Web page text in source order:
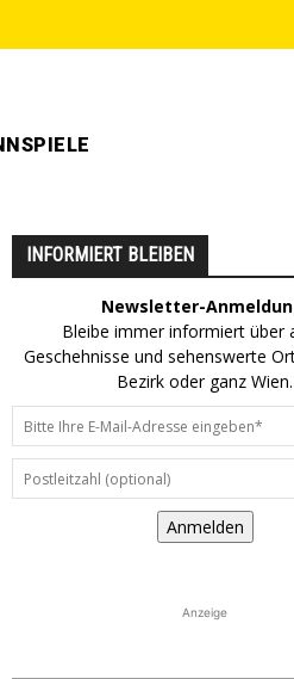
INFORMIERT BLEIBEN
Newsletter-
Bleibe immer informiert über
Geschehnisse und sehenswerte
Bezirk oder ganz Wien.
Anmelden
Anzeige